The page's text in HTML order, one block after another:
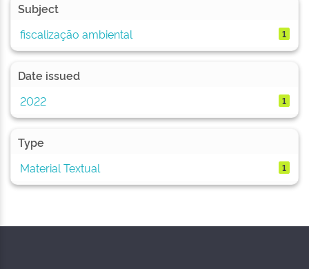
Subject
fiscalização ambiental
1
Date issued
2022
1
Type
Material Textual
1